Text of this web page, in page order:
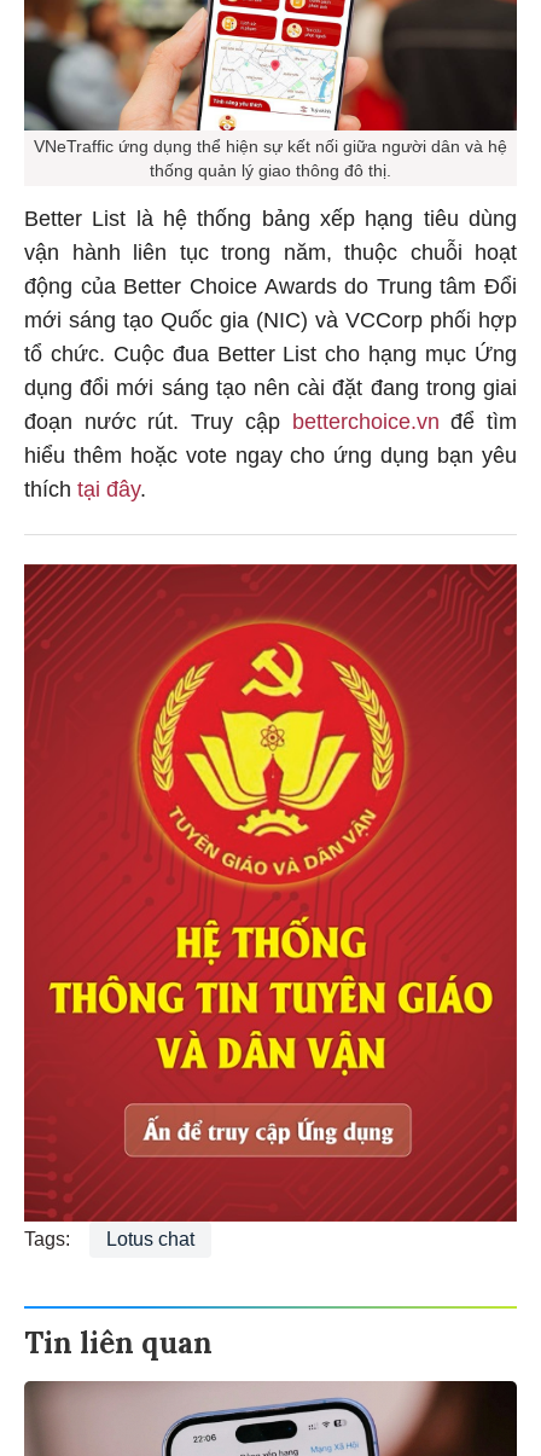
VNeTraffic ứng dụng thể hiện sự kết nối giữa người dân và hệ
thống quản lý giao thông đô thị.
Better List là hệ thống bảng xếp hạng tiêu dùng
vận hành liên tục trong năm, thuộc chuỗi hoạt
động của Better Choice Awards do Trung tâm Đổi
mới sáng tạo Quốc gia (NIC) và VCCorp phối hợp
tổ chức. Cuộc đua Better List cho hạng mục Ứng
dụng đổi mới sáng tạo nên cài đặt đang trong giai
đoạn nước rút. Truy cập betterchoice.vn để tìm
hiểu thêm hoặc vote ngay cho ứng dụng bạn yêu
thích tại đây.
Tags: Lotus chat
Tin liên quan